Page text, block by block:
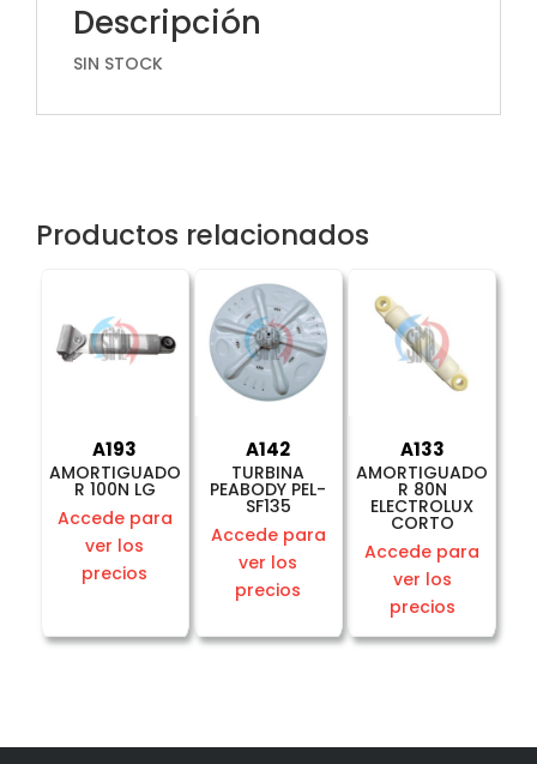
Descripción
SIN STOCK
Productos relacionados
A193
AMORTIGUADO
R 100N LG
Accede para
ver los
precios
A142
TURBINA
PEABODY PEL-
SF135
Accede para
ver los
precios
A133
AMORTIGUADO
R 80N
ELECTROLUX
CORTO
Accede para
ver los
precios